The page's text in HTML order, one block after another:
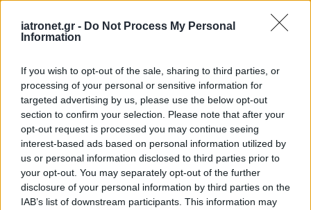
iatronet.gr - Do Not Process My Personal
Information
If you wish to opt-out of the sale, sharing to third parties, or
processing of your personal or sensitive information for
targeted advertising by us, please use the below opt-out
section to confirm your selection. Please note that after your
opt-out request is processed you may continue seeing
interest-based ads based on personal information utilized by
us or personal information disclosed to third parties prior to
your opt-out. You may separately opt-out of the further
disclosure of your personal information by third parties on the
IAB’s list of downstream participants. This information may
shares
ΔΙΑΒΑΣΤΕ ΑΚΟΜΑ
Φυτικές ίνες και οι
μορφές τους